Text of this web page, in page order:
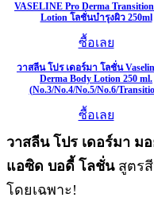
VASELINE Pro Derma
Lotion โลชั่นบำรุงผิว 250ml
ซื้อเลย
วาสลีน โปร เดอร์มา โลชั่น
Derma Body Lotion 250 ml.
(No.3/No.4/No.5/No.6/
ซื้อเลย
วาสลีน โปร เดอร์มา ม
แอซิด บอดี้ โลชั่นสูตรสี
โดยเฉพาะ!